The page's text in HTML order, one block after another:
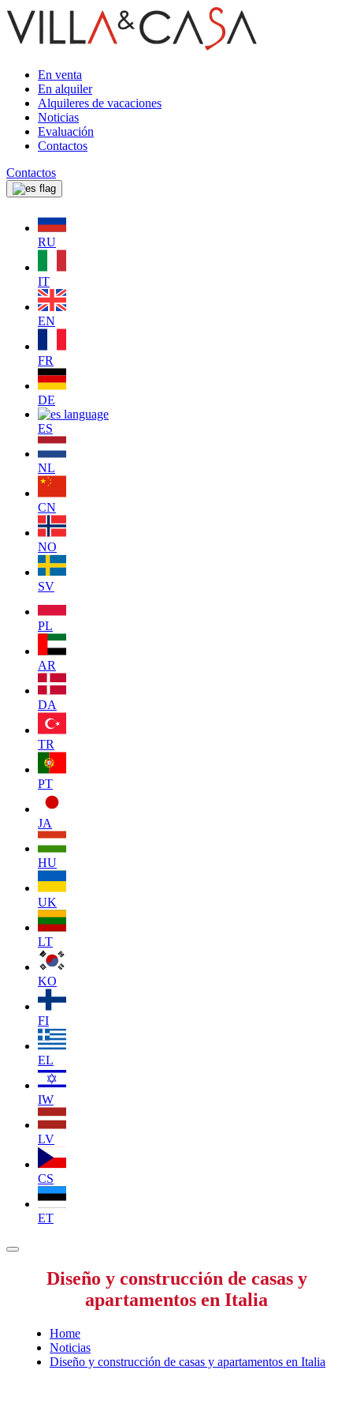
En venta
En alquiler
Alquileres de vacaciones
Noticias
Evaluación
Contactos
Contactos
RU
IT
EN
FR
DE
ES
NL
CN
NO
SV
PL
AR
DA
TR
PT
JA
HU
UK
LT
KO
FI
EL
IW
LV
CS
ET
Diseño y construcción de casas y
apartamentos en Italia
Home
Noticias
Diseño y construcción de casas y apartamentos en Italia